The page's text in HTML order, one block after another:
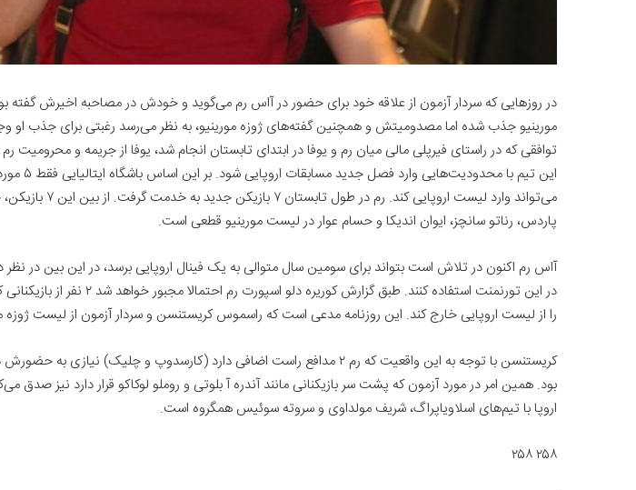
در روزهایی که سردار آزمون از علاقه خود برای حضور در آاس رم می‌گوید و خودش در مصاحبه اخیرش گفته
مورینیو جذب شده اما مصدومیتش و همچنین گفته‌های ژوزه مورینیو، به نظر می‌رسد رغبتی برای جذب او
توافقی که در راستای فیرپلی مالی میان رم و یوفا در ابتدای تابستان انجام شد، یوفا از جریمه و محرومیت
این تیم با
می‌تواند وارد لیست
پاردس، رناتو سانچز، ایوان اندیکا و حسام عوار در لیست مورینیو قطعی است.
آاس رم اکنون در تلاش است بتواند برای سومین سال متوالی به یک فینال اروپایی برسد، در این بین در نظر
در این تورنمنت استفاده کنند. طبق گزارش
را از لیست اروپایی خارج کند. این روزنامه مدعی است که راسموس کریستنسن و سردار آزمون از لیست ژوزه
کریستنسن با توجه به این واقعیت که رم ۲ مدافع راست اضافی دارد (کارسدوپ و چلیک)
بود. همین امر در مورد آزمون که پشت سر بازیکنانی مانند آندره آ بلوتی و روملو لوکاکو قرار دارد نیز صدق
اروپا با تیم‌های اسلاویاپراگ، شریف مولداوی و سروته سوئیس همگروه است.
۲۵۸ ۲۵۸